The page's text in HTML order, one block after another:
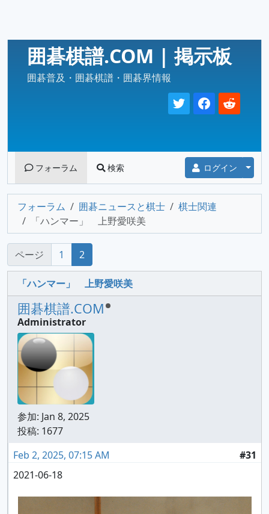
囲碁棋譜.COM | 掲示板
囲碁普及・囲碁棋譜・囲碁界情報
フォーラム 検索 ログイン
フォーラム 囲碁ニュースと棋士
棋士関連
「ハンマー」 上野愛咲美
ページ 1 2
「ハンマー」 上野愛咲美
囲碁棋譜.COM
Administrator
参加: Jan 8, 2025
投稿: 1677
Feb 2, 2025, 07:15 AM
#31
2021-06-18